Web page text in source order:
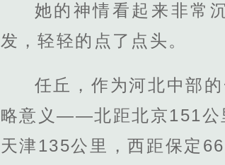
她的神情看起来非常
发，轻轻的点了点头。
任丘，作为河北中部
略意义——北距北京151公
天津135公里，西距保定